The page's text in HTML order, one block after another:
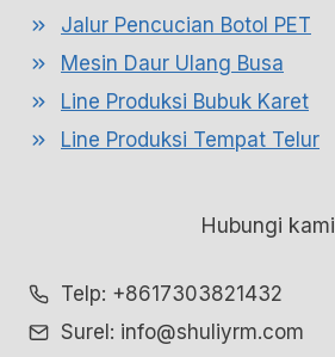
Jalur Pencucian Botol PET
Mesin Daur Ulang Busa
Line Produksi Bubuk Karet
Line Produksi Tempat Telur
Hubungi kami
Telp: +8617303821432
Surel: info@shuliyrm.com